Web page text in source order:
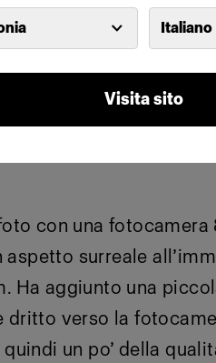
Italiano
Visita sito
d’oro era quella di
Per farlo, Albert
e i capelli
con una fotocamera
surreale
Ha aggiunto una
dritto verso la
un po’ della